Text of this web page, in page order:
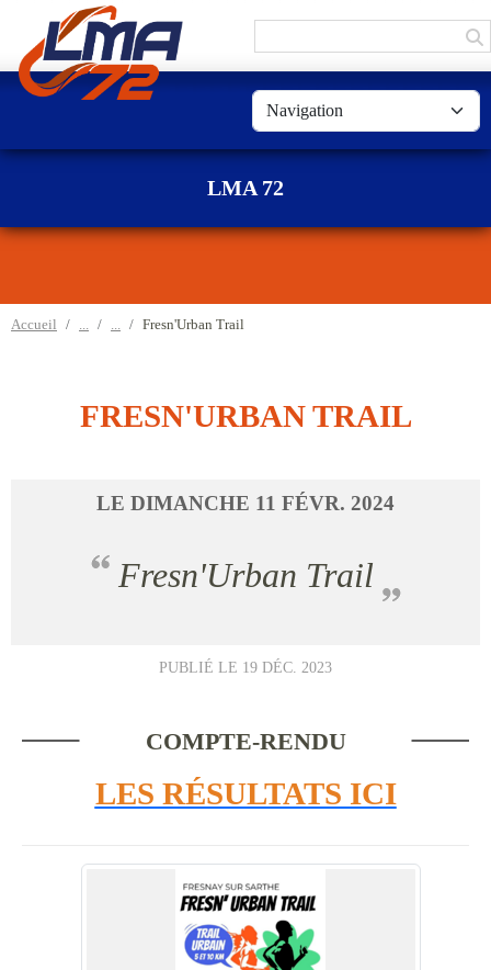
LMA 72
Accueil Fresn'Urban Trail
FRESN'URBAN TRAIL
LE DIMANCHE 11 FÉVR. 2024
Fresn'Urban Trail
PUBLIÉ LE 19 DÉC. 2023
COMPTE-RENDU
LES RÉSULTATS ICI
Panneau de gestion des cookies